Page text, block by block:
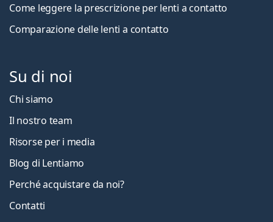
Come leggere la prescrizione per lenti a contatto
Comparazione delle lenti a contatto
Su di noi
Chi siamo
Il nostro team
Risorse per i media
Blog di Lentiamo
Perché acquistare da noi?
Contatti